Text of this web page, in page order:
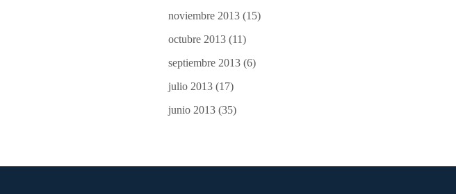
noviembre 2013 (15)
octubre 2013 (11)
septiembre 2013 (6)
julio 2013 (17)
junio 2013 (35)